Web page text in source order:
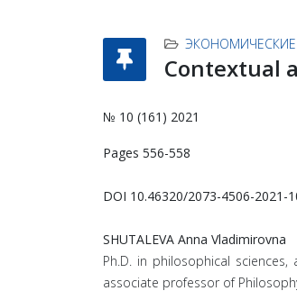
ЭКОНОМИЧЕСКИЕ
Contextual
№ 10 (161) 2021
Pages 556-558
DOI 10.46320/2073-4506-2021-
SHUTALEVA Anna Vladimirovna
Ph.D. in philosophical
associate professor of